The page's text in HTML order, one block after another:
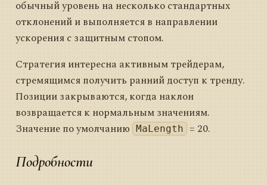
обычный уровень на несколько стандартных
отклонений и выполняется в направлении
ускорения с защитным стопом.
Стратегия интересна активным трейдерам,
стремящимся получить ранний доступ к тренду.
Позиции закрываются, когда наклон
возвращается к нормальным значениям.
Значение по умолчанию MaLength = 20.
Подробности